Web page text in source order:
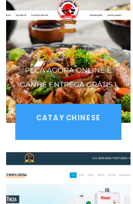
CATAY CHINESE